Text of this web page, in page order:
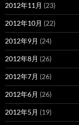
2012年11月 (23)
2012年10月 (22)
2012年9月 (24)
2012年8月 (26)
2012年7月 (26)
2012年6月 (26)
2012年5月 (19)